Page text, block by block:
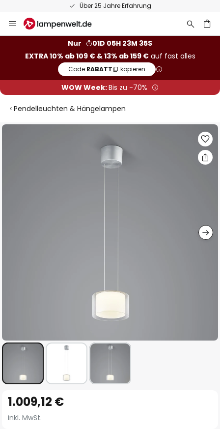
Über 25 Jahre Erfahrung
Inhalt
Nur
01D 05H 23M 34S
EXTRA 10% ab 109 € & 13% ab 159 €auf fast alles
Code:RABATT kopieren
WOW Week:Bis zu -70%
Pendelleuchten & Hängelampen
Zum
Anfang
der
1.009,12 €
inkl. MwSt.